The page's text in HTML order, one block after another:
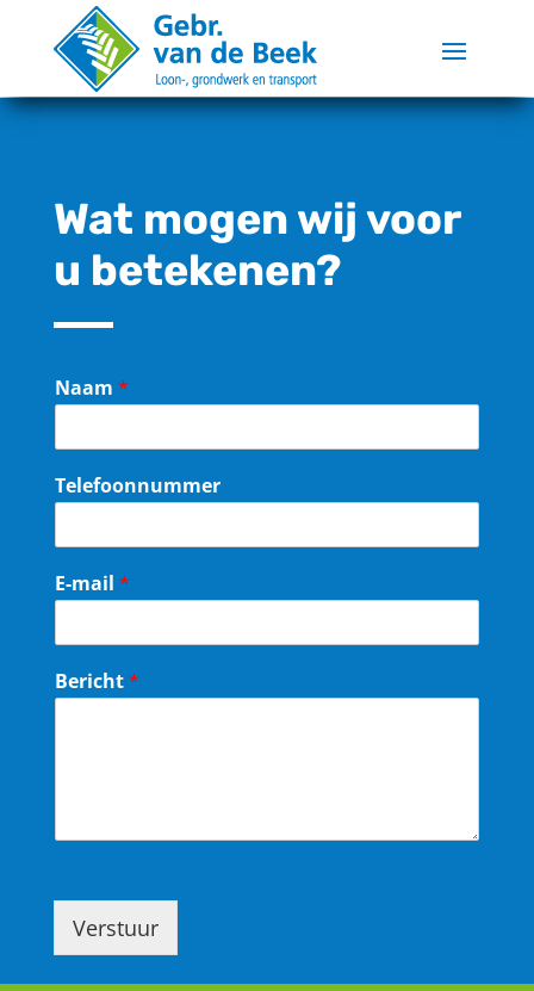
Wat mogen wij voor
u betekenen?
Naam *
Telefoonnummer
E-mail *
Bericht*
Verstuur